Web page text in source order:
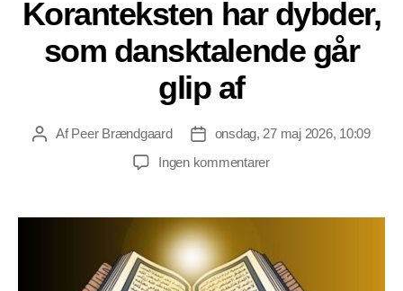
Koranteksten har dybder,
som dansktalende går
glip af
Indlægsforfatter
AfPeer Brændgaard Indlægsdato
onsdag, 27 maj 2026, 10:09
Ingen kommentarertil
dybder,
dansktalende
går